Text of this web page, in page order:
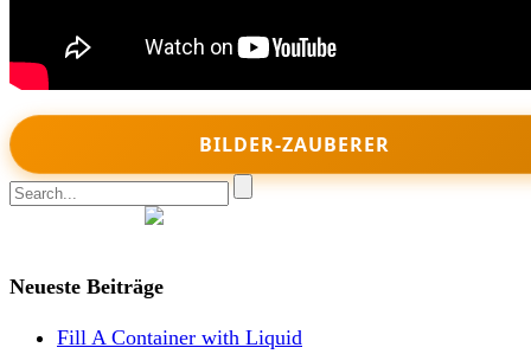
BILDER-ZAUBERER
Neueste Beiträge
Fill A Container with Liquid